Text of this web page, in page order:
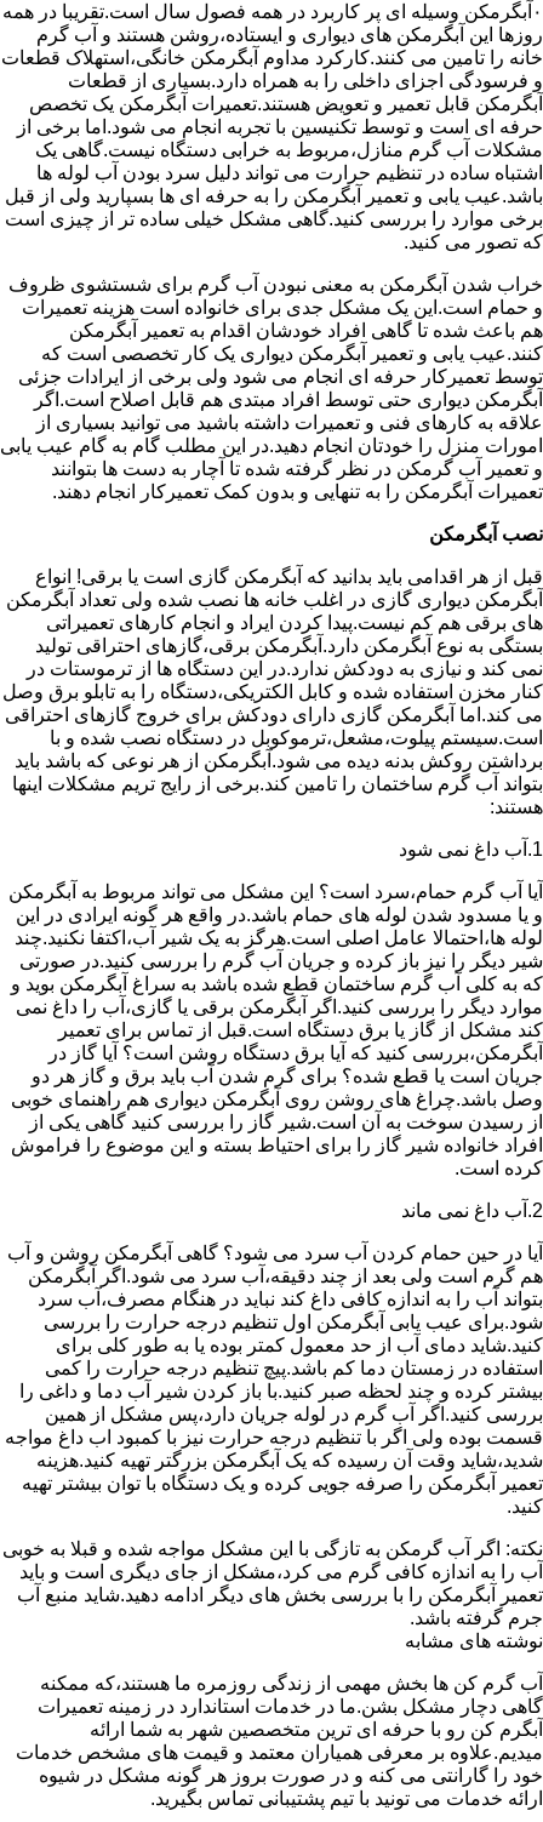
۰آبگرمکن وسیله ای پر کاربرد در همه فصول سال است.تقریبا در همه
روزها این آبگرمکن های دیواری و ایستاده،روشن هستند و آب گرم
خانه را تامین می کنند.کارکرد مداوم آبگرمکن خانگی،استهلاک قطعات
و فرسودگی اجزای داخلی را به همراه دارد.بسیاری از قطعات
آبگرمکن قابل تعمیر و تعویض هستند.تعمیرات آبگرمکن یک تخصص
حرفه ای است و توسط تکنیسین با تجربه انجام می شود.اما برخی از
مشکلات آب گرم منازل،مربوط به خرابی دستگاه نیست.گاهی یک
اشتباه ساده در تنظیم حرارت می تواند دلیل سرد بودن آب لوله ها
باشد.عیب یابی و تعمیر آبگرمکن را به حرفه ای ها بسپارید ولی از قبل
برخی موارد را بررسی کنید.گاهی مشکل خیلی ساده تر از چیزی است
که تصور می کنید.
خراب شدن آبگرمکن به معنی نبودن آب گرم برای شستشوی ظروف
و حمام است.این یک مشکل جدی برای خانواده است هزینه تعمیرات
هم باعث شده تا گاهی افراد خودشان اقدام به تعمیر آبگرمکن
کنند.عیب یابی و تعمیر آبگرمکن دیواری یک کار تخصصی است که
توسط تعمیرکار حرفه ای انجام می شود ولی برخی از ایرادات جزئی
آبگرمکن دیواری حتی توسط افراد مبتدی هم قابل اصلاح است.اگر
علاقه به کارهای فنی و تعمیرات داشته باشید می توانید بسیاری از
امورات منزل را خودتان انجام دهید.در این مطلب گام به گام عیب یابی
و تعمیر آب گرمکن در نظر گرفته شده تا آچار به دست ها بتوانند
تعمیرات آبگرمکن را به تنهایی و بدون کمک تعمیرکار انجام دهند.
نصب آبگرمکن
قبل از هر اقدامی باید بدانید که آبگرمکن گازی است یا برقی! انواع
آبگرمکن دیواری گازی در اغلب خانه ها نصب شده ولی تعداد آبگرمکن
های برقی هم کم نیست.پیدا کردن ایراد و انجام کارهای تعمیراتی
بستگی به نوع آبگرمکن دارد.آبگرمکن برقی،گازهای احتراقی تولید
نمی کند و نیازی به دودکش ندارد.در این دستگاه ها از ترموستات در
کنار مخزن استفاده شده و کابل الکتریکی،دستگاه را به تابلو برق وصل
می کند.اما آبگرمکن گازی دارای دودکش برای خروج گازهای احتراقی
است.سیستم پیلوت،مشعل،ترموکوبل در دستگاه نصب شده و با
برداشتن روکش بدنه دیده می شود.آبگرمکن از هر نوعی که باشد باید
بتواند آب گرم ساختمان را تامین کند.برخی از رایج تریم مشکلات اینها
هستند:
1.آب داغ نمی شود
آیا آب گرم حمام،سرد است؟ این مشکل می تواند مربوط به آبگرمکن
و یا مسدود شدن لوله های حمام باشد.در واقع هر گونه ایرادی در این
لوله ها،احتمالا عامل اصلی است.هرگز به یک شیر آب،اکتفا نکنید.چند
شیر دیگر را نیز باز کرده و جریان آب گرم را بررسی کنید.در صورتی
که به کلی آب گرم ساختمان قطع شده باشد به سراغ آبگرمکن بوید و
موارد دیگر را بررسی کنید.اگر آبگرمکن برقی یا گازی،آب را داغ نمی
کند مشکل از گاز یا برق دستگاه است.قبل از تماس برای تعمیر
آبگرمکن،بررسی کنید که آیا برق دستگاه روشن است؟ آیا گاز در
جریان است یا قطع شده؟ برای گرم شدن آب باید برق و گاز هر دو
وصل باشد.چراغ های روشن روی آبگرمکن دیواری هم راهنمای خوبی
از رسیدن سوخت به آن است.شیر گاز را بررسی کنید گاهی یکی از
افراد خانواده شیر گاز را برای احتیاط بسته و این موضوع را فراموش
کرده است.
2.آب داغ نمی ماند
آیا در حین حمام کردن آب سرد می شود؟ گاهی آبگرمکن روشن و آب
هم گرم است ولی بعد از چند دقیقه،آب سرد می شود.اگر آبگرمکن
بتواند آب را به اندازه کافی داغ کند نباید در هنگام مصرف،آب سرد
شود.برای عیب یابی آبگرمکن اول تنظیم درجه حرارت را بررسی
کنید.شاید دمای آب از حد معمول کمتر بوده یا به طور کلی برای
استفاده در زمستان دما کم باشد.پیچ تنظیم درجه حرارت را کمی
بیشتر کرده و چند لحظه صبر کنید.با باز کردن شیر آب دما و داغی را
بررسی کنید.اگر آب گرم در لوله جریان دارد،پس مشکل از همین
قسمت بوده ولی اگر با تنظیم درجه حرارت نیز با کمبود اب داغ مواجه
شدید،شاید وقت آن رسیده که یک آبگرمکن بزرگتر تهیه کنید.هزینه
تعمیر آبگرمکن را صرفه جویی کرده و یک دستگاه با توان بیشتر تهیه
کنید.
نکته: اگر آب گرمکن به تازگی با این مشکل مواجه شده و قبلا به خوبی
آب را به اندازه کافی گرم می کرد،مشکل از جای دیگری است و باید
تعمیر آبگرمکن را با بررسی بخش های دیگر ادامه دهید.شاید منبع آب
جرم گرفته باشد.
نوشته های مشابه
آب گرم کن ها بخش مهمی از زندگی روزمره ما هستند،که ممکنه
گاهی دچار مشکل بشن.ما در خدمات استاندارد در زمینه تعمیرات
آبگرم کن رو با حرفه ای ترین متخصصین شهر به شما ارائه
میدیم.علاوه بر معرفی همیاران معتمد و قیمت های مشخص خدمات
خود را گارانتی می کنه و در صورت بروز هر گونه مشکل در شیوه
ارائه خدمات می تونید با تیم پشتیبانی تماس بگیرید.